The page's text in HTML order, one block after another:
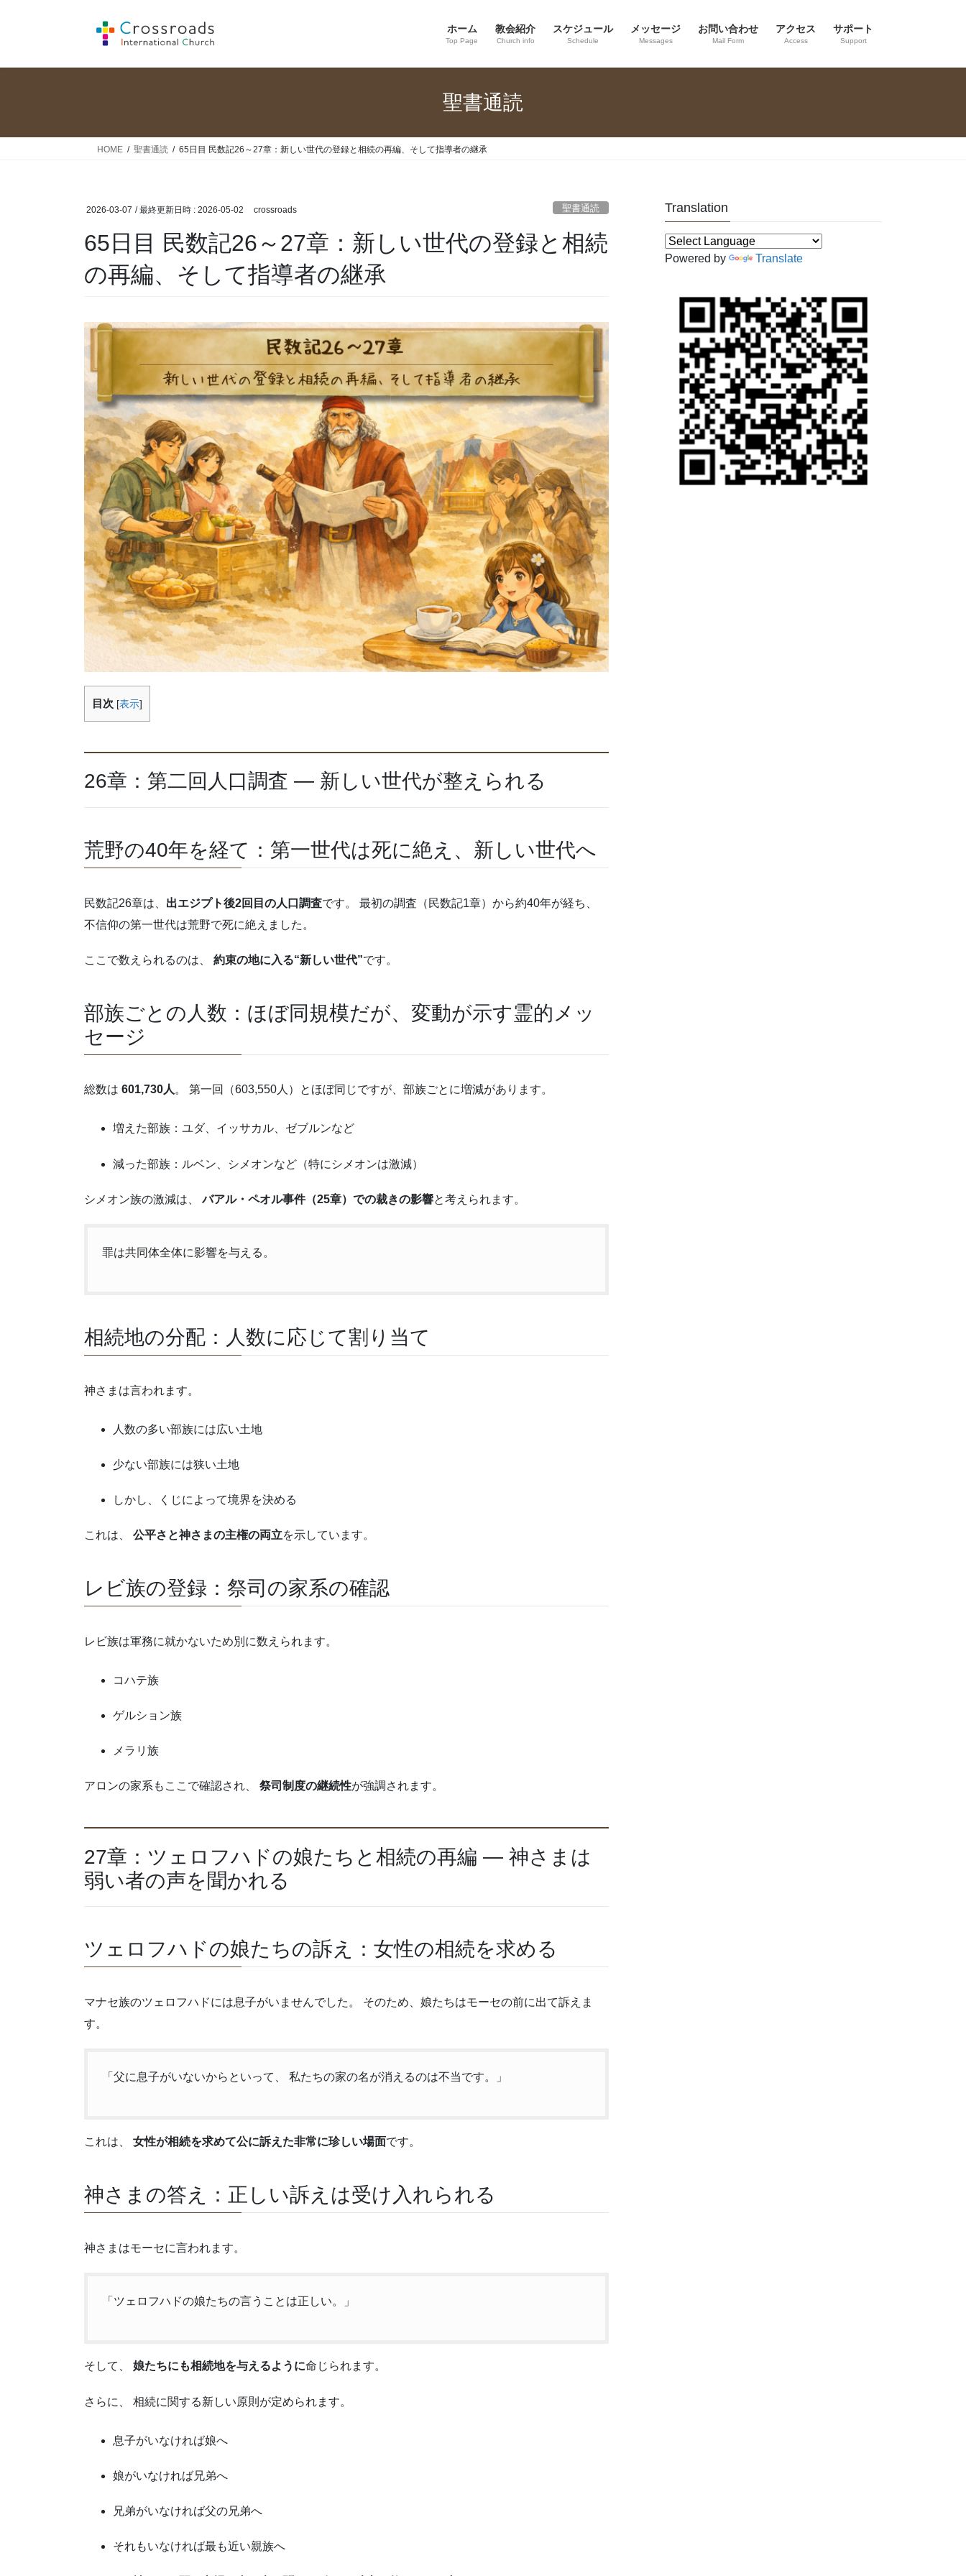
ホーム
Top Page
教会紹介
Church info
スケジュール
Schedule
メッセージ
Messages
お問い合わせ
Mail Form
アクセス
Access
サポート
Support
聖書通読
HOME 聖書通読 65日目 民数記26～27章：新しい世代の登録と相続の再編、そして指導者の継承
2026-03-07 / 最終更新日時 : 2026-05-02 crossroads 聖書通読
65日目 民数記26～27章：新しい世代の登録と相続
の再編、そして指導者の継承
目次 [表示]
26章：第二回人口調査 ― 新しい世代が整えられる
荒野の40年を経て：第一世代は死に絶え、新しい世代へ
民数記26章は、 出エジプト後2回目の人口調査です。 最初の調査（民数記1章）から約40年が経ち、
不信仰の第一世代は荒野で死に絶えました。
ここで数えられるのは、 約束の地に入る“新しい世代”です。
部族ごとの人数：ほぼ同規模だが、変動が示す霊的メッ
セージ
総数は 601,730人 。 第一回（603,550人）とほぼ同じですが、部族ごとに増減があります。
増えた部族：ユダ、イッサカル、ゼブルンなど
減った部族：ルベン、シメオンなど（特にシメオンは激減）
シメオン族の激減は、バアル・ペオル事件（25章）での裁きの影響と考えられます。
罪は共同体全体に影響を与える。
相続地の分配：人数に応じて割り当て
神さまは言われます。
人数の多い部族には広い土地
少ない部族には狭い土地
しかし、くじによって境界を決める
これは、 公平さと神さまの主権の両立を示しています。
レビ族の登録：祭司の家系の確認
レビ族は軍務に就かないため別に数えられます。
コハテ族
ゲルション族
メラリ族
アロンの家系もここで確認され、 祭司制度の継続性が強調されます。
27章：ツェロフハドの娘たちと相続の再編 ― 神さまは
弱い者の声を聞かれる
ツェロフハドの娘たちの訴え：女性の相続を求める
マナセ族のツェロフハドには息子がいませんでした。 そのため、娘たちはモーセの前に出て訴えま
す。
「父に息子がいないからといって、 私たちの家の名が消えるのは不当です。」
これは、 女性が相続を求めて公に訴えた非常に珍しい場面です。
神さまの答え：正しい訴えは受け入れられる
神さまはモーセに言われます。
「ツェロフハドの娘たちの言うことは正しい。」
そして、 娘たちにも相続地を与えるように命じられます。
さらに、 相続に関する新しい原則が定められます。
息子がいなければ娘へ
娘がいなければ兄弟へ
兄弟がいなければ父の兄弟へ
それもいなければ最も近い親族へ
Translation
Powered by Translate